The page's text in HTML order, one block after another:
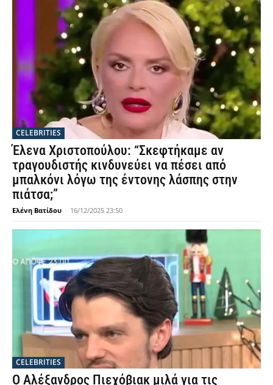
CELEBRITIES
Έλενα Χριστοπούλου: “Σκεφτήκαμε αν
τραγουδιστής κινδυνεύει να πέσει από
μπαλκόνι λόγω της έντονης λάσπης στην
πιάτσα;”
Ελένη Βατίδου - 16/12/2025 23:50
CELEBRITIES
Ο Αλέξανδρος Πιεχόβιακ μιλά για τις